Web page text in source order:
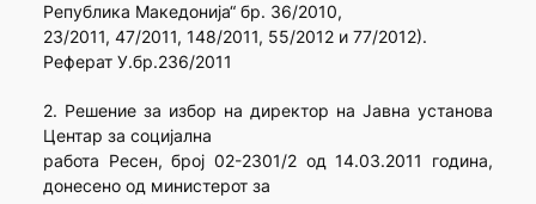
Република Македонија“ бр. 36/2010,
23/2011, 47/2011, 148/2011, 55/2012 и 77/2012).
Реферат У.бр.236/2011
2. Решение за избор на директор на Јавна установа
Центар за социјална
работа Ресен, број 02-2301/2 од 14.03.2011 година,
донесено од министерот за